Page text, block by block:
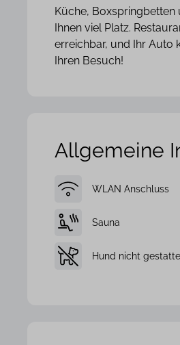
Küche, Boxspringbetten
Ihnen viel Platz.
erreichbar, und Ihr Auto
Ihren Besuch!
Allgemeine
WLAN Anschluss
Sauna
Hund nicht